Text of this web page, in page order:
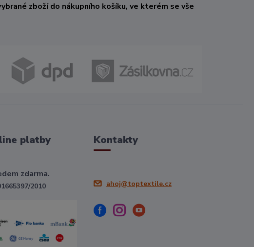
zboží do nákupního košíku, ve kterém se vše
platby
zdarma.
2010
Kontakty
ahoj@toptextile.cz